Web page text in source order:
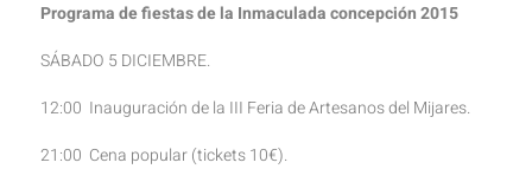
Programa de fiestas de la Inmaculada concepción 2015
SÁBADO 5 DICIEMBRE.
12:00 Inauguración de la III Feria de Artesanos del Mijares.
21:00 Cena popular (tickets 10€).